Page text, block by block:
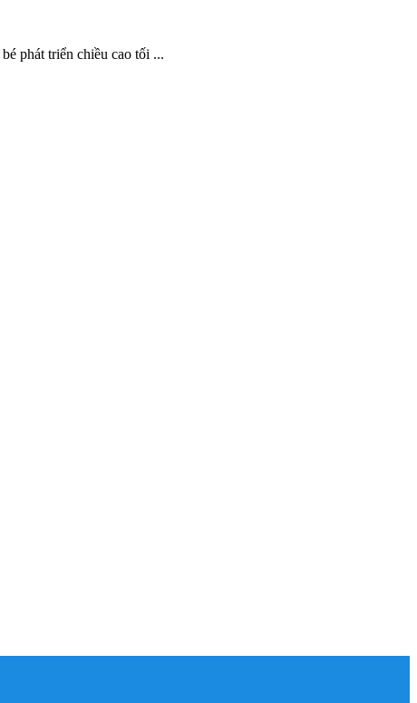
phát triển chiều cao tối ...